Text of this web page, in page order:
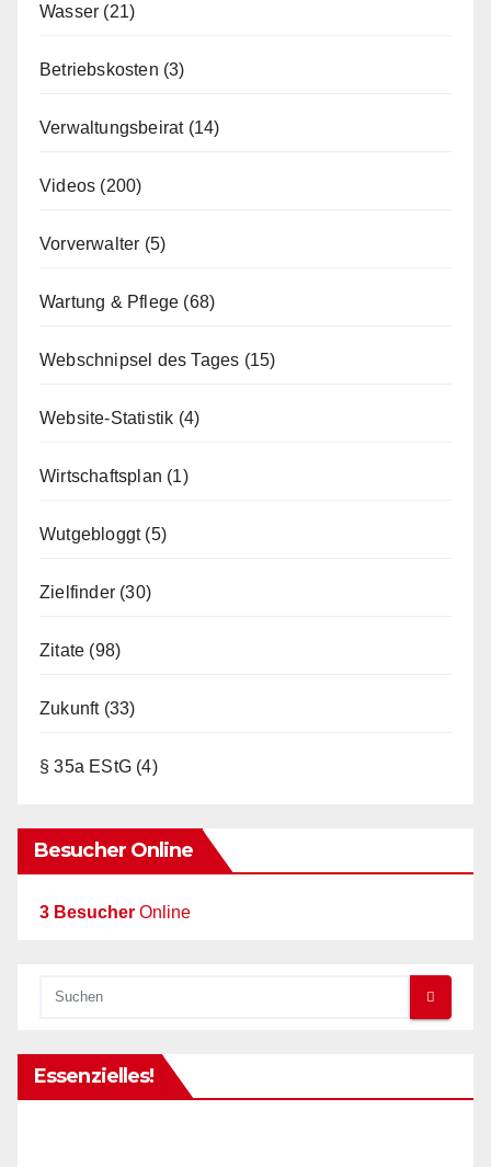
Wasser (21)
Betriebskosten (3)
Verwaltungsbeirat(14)
Videos (200)
Vorverwalter (5)
Wartung & Pflege (68)
Webschnipsel des Tages (15)
Website-Statistik (4)
Wirtschaftsplan (1)
Wutgebloggt(5)
Zielfinder (30)
Zitate (98)
Zukunft(33)
§ 35a EStG (4)
Besucher Online
3 Besucher Online
Essenzielles!